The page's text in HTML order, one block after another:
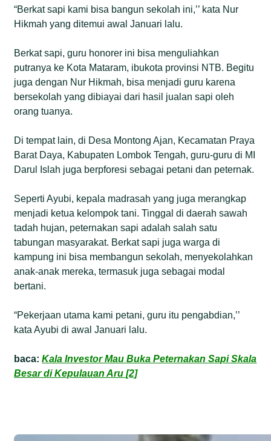
“Berkat sapi kami bisa bangun sekolah ini,’’ kata Nur
Hikmah yang ditemui awal Januari lalu.
Berkat sapi, guru honorer ini bisa menguliahkan
putranya ke Kota Mataram, ibukota provinsi NTB. Begitu
juga dengan Nur Hikmah, bisa menjadi guru karena
bersekolah yang dibiayai dari hasil jualan sapi oleh
orang tuanya.
Di tempat lain, di Desa Montong Ajan, Kecamatan Praya
Barat Daya, Kabupaten Lombok Tengah, guru-guru di MI
Darul Islah juga berpforesi sebagai petani dan peternak.
Seperti Ayubi, kepala madrasah yang juga merangkap
menjadi ketua kelompok tani. Tinggal di daerah sawah
tadah hujan, peternakan sapi adalah salah satu
tabungan masyarakat. Berkat sapi juga warga di
kampung ini bisa membangun sekolah, menyekolahkan
anak-anak mereka, termasuk juga sebagai modal
bertani.
“Pekerjaan utama kami petani, guru itu pengabdian,’’
kata Ayubi di awal Januari lalu.
baca:Kala Investor Mau Buka Peternakan Sapi Skala
Besar di Kepulauan Aru [2]